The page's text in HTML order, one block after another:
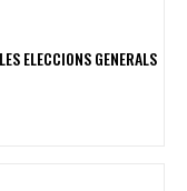
ELECCIONS GENERALS